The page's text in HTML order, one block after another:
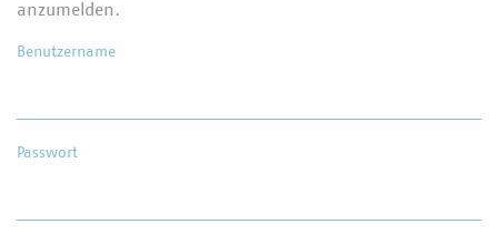
anzumelden.
Benutzername
Passwort